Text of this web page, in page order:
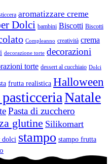
aromatizzare creme
Dolci bambini Biscotti Biscotti
Compleanno creatività crema
decorazione torte decorazioni
torte dessert al cucchiaio Dolci
frutta realistica Halloween
Natale
Pasta di zucchero
glutine Silikomart
dolci stampo stampo frutta